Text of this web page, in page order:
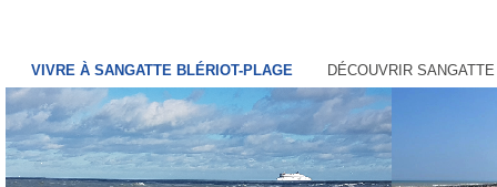
VIVRE À SANGATTE BLÉRIOT-PLAGE DÉCOUVRIR